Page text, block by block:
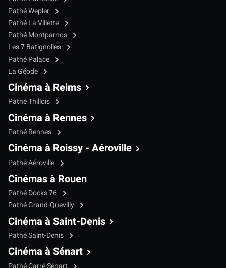
Pathé Wepler
Pathé La Villette
Pathé Montparnos
Les 7 Batignolles
Pathé Palace
La Géode
Cinéma à Reims
Pathé Thillois
Cinéma à Rennes
Pathé Rennes
Cinéma à Roissy - Aéroville
Pathé Aéroville
Cinémas à Rouen
Pathé Docks 76
Pathé Grand-Quevilly
Cinéma à Saint-Denis
Pathé Saint-Denis
Cinéma à Sénart